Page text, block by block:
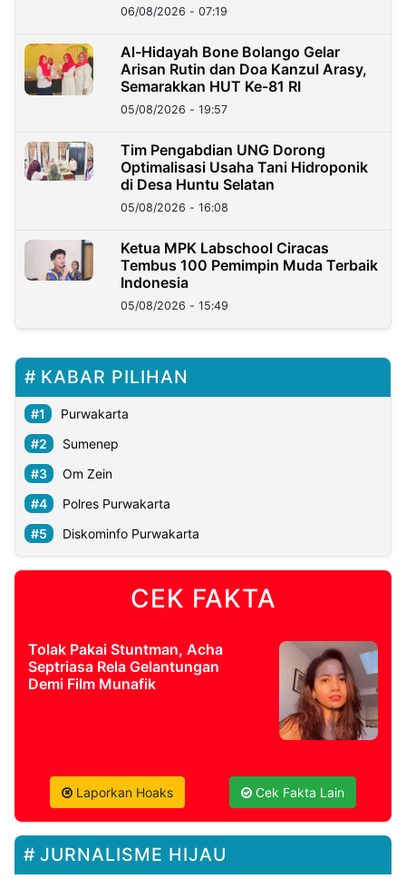
06/08/2026 - 07:19
Al-Hidayah Bone Bolango Gelar
Arisan Rutin dan Doa Kanzul Arasy,
Semarakkan HUT Ke-81 RI
05/08/2026 - 19:57
‎Tim Pengabdian UNG Dorong
Optimalisasi Usaha Tani Hidroponik
di Desa Huntu Selatan
05/08/2026 - 16:08
Ketua MPK Labschool Ciracas
Tembus 100 Pemimpin Muda Terbaik
Indonesia
05/08/2026 - 15:49
KABAR PILIHAN
Purwakarta
Sumenep
Om Zein
Polres Purwakarta
Diskominfo Purwakarta
CEK FAKTA
Tolak Pakai Stuntman, Acha
Septriasa Rela Gelantungan
Demi Film Munafik
Laporkan Hoaks Cek Fakta Lain
JURNALISME HIJAU